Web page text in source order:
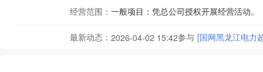
经营范围： 一般项目：凭总公司授权开展经营活动。
最新动态： 2026-04-02 15:42参与 [国网黑龙江电力